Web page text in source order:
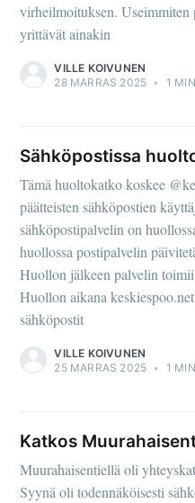
virheilmoituksen.
yrittävät ainakin
VILLE KOIVUNEN
28 MARRAS 2025 • 1
Sähköpostissa
Tämä huoltokatko koskee
päätteisten sähköpostien
sähköpostipalvelin on
huollossa postipalvelin
Huollon jälkeen palvelin
Huollon aikana
sähköpostit
VILLE KOIVUNEN
25 MARRAS 2025 • 1
Katkos
Muurahaisentiellä oli
Syynä oli todennäköisesti